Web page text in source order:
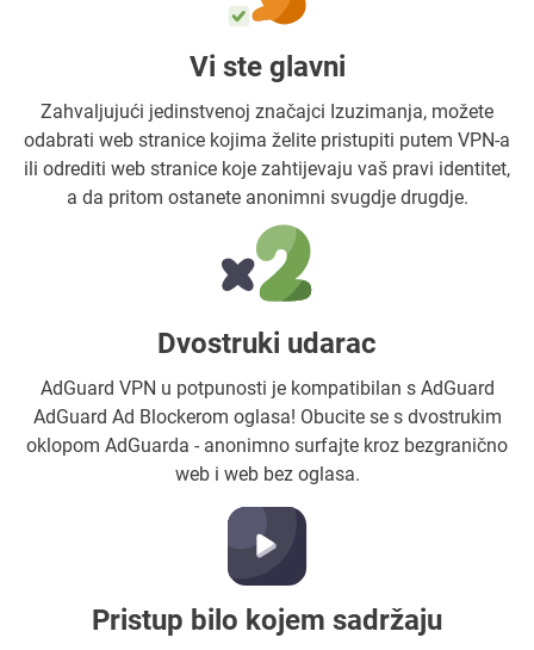
Vi ste glavni
Zahvaljujući jedinstvenoj značajci Izuzimanja, možete
odabrati web stranice kojima želite pristupiti putem VPN-a
ili odrediti web stranice koje zahtijevaju vaš pravi identitet,
a da pritom ostanete anonimni svugdje drugdje.
Dvostruki udarac
AdGuard VPN u potpunosti je kompatibilan s AdGuard
AdGuard Ad Blockerom oglasa! Obucite se s dvostrukim
oklopom AdGuarda - anonimno surfajte kroz bezgranično
web i web bez oglasa.
Pristup bilo kojem sadržaju